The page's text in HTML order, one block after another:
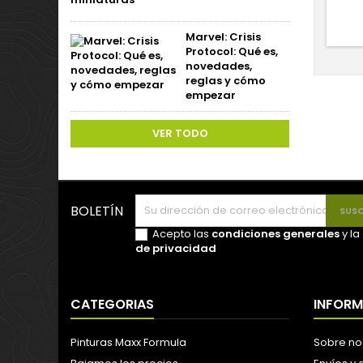
Marvel: Crisis
Protocol: Qué es,
novedades,
reglas y cómo
empezar
VER TODO
BOLETÍN
Acepto las condiciones generalesy la
de privacidad
CATEGORIAS
Pinturas Maxx Formula
Sobre